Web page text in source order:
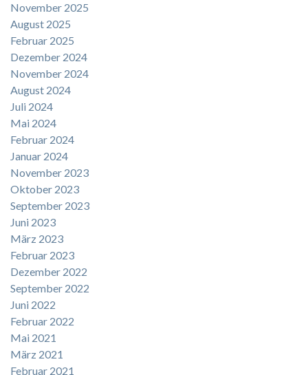
November 2025
August 2025
Februar 2025
Dezember 2024
November 2024
August 2024
Juli 2024
Mai 2024
Februar 2024
Januar 2024
November 2023
Oktober 2023
September 2023
Juni 2023
März 2023
Februar 2023
Dezember 2022
September 2022
Juni 2022
Februar 2022
Mai 2021
März 2021
Februar 2021